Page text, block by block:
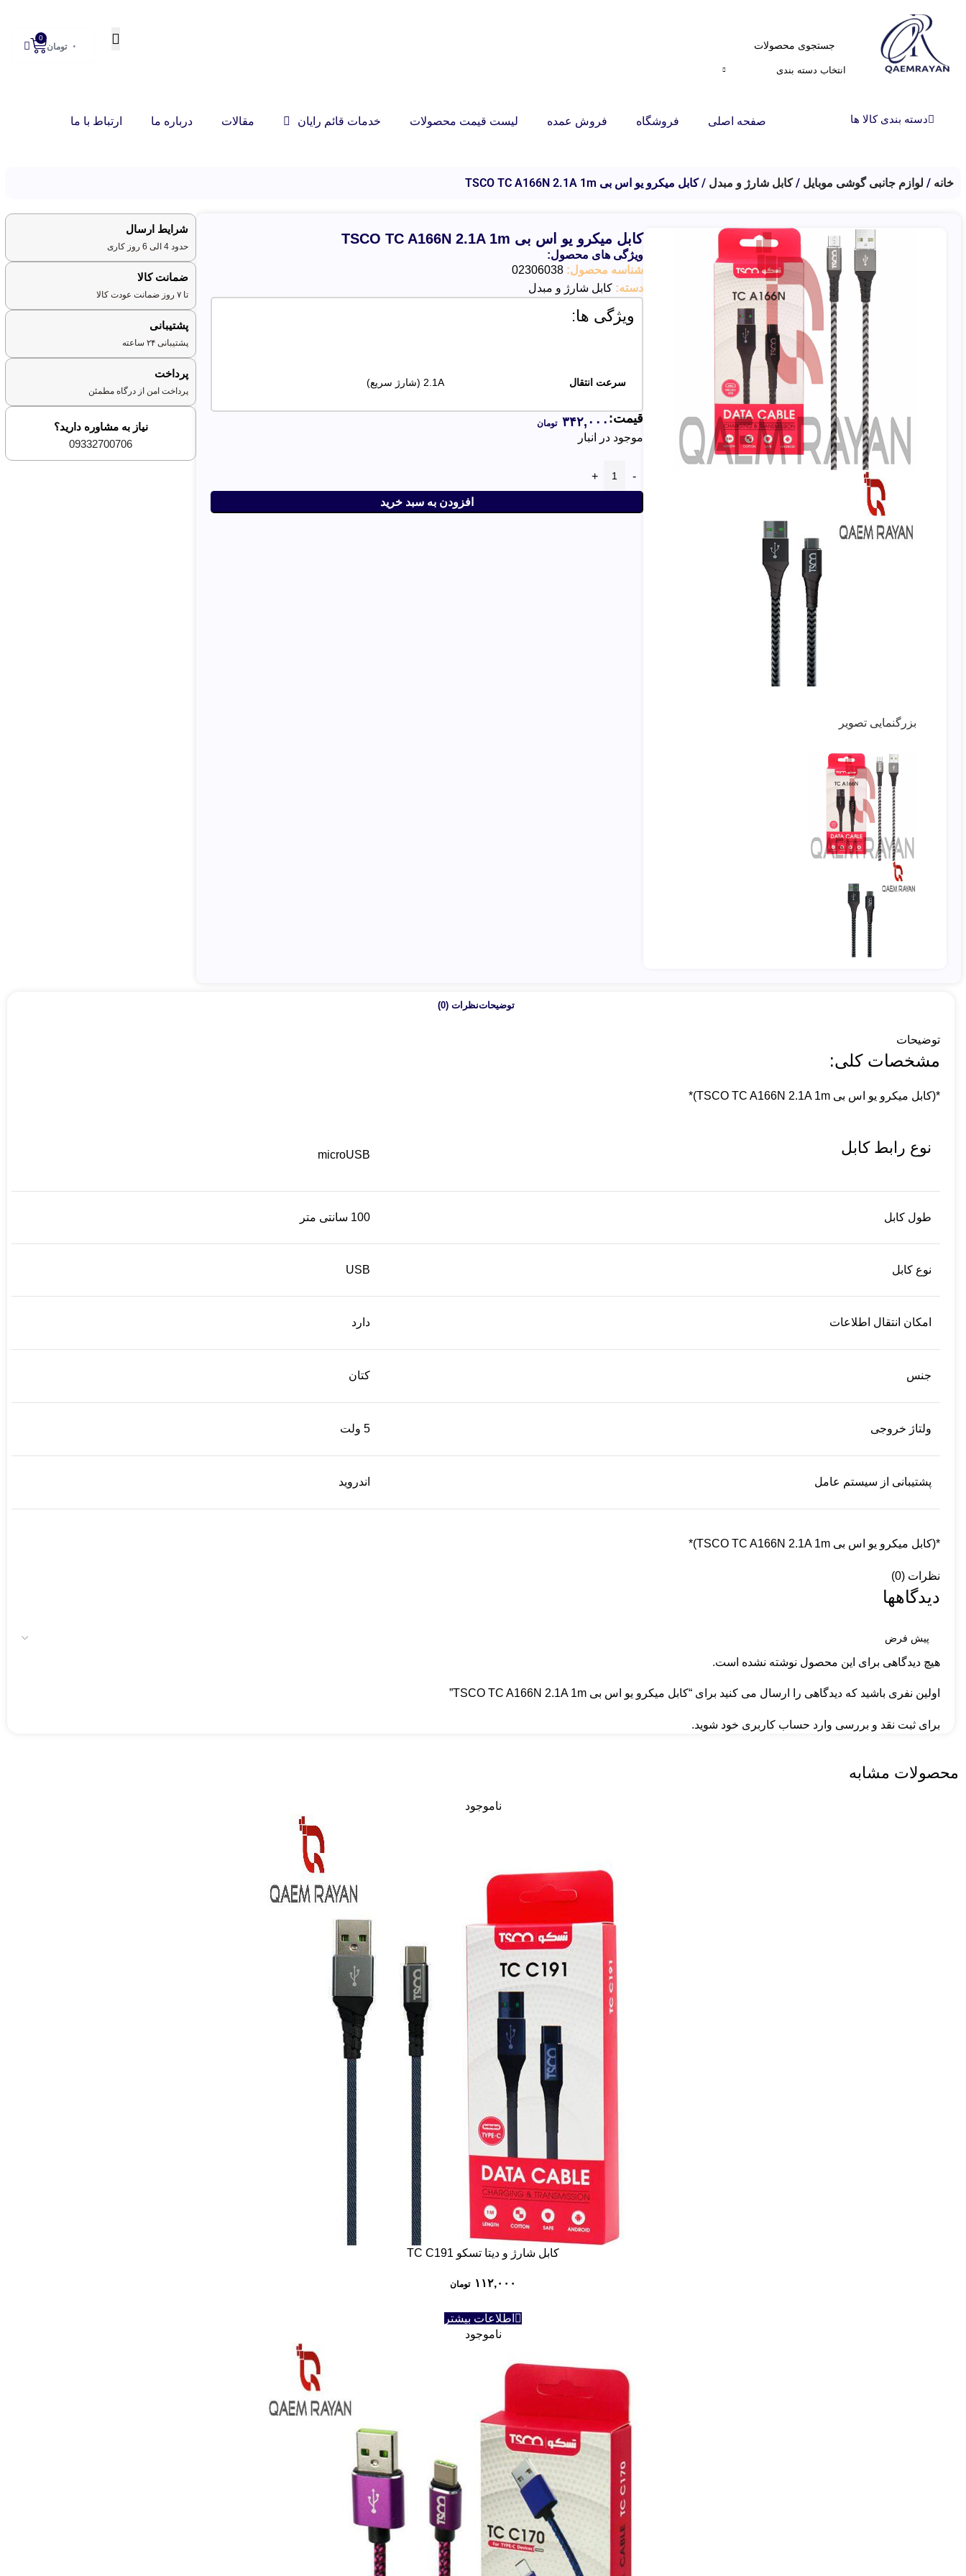
انتخاب دسته بندی
۰ تومان
0
دسته بندی کالا ها صفحه اصلی فروشگاه فروش عمده لیست قیمت محصولات خدمات قائم رایان مقالات درباره ما ارتباط با ما
خانه لوازم جانبی گوشی موبایل کابل شارژ و مبدل کابل میکرو یو اس بی TSCO TC A166N 2.1A 1m
بزرگنمایی تصویر
کابل میکرو یو اس بی TSCO TC A166N 2.1A 1m
ویژگی های محصول:
شناسه محصول: 02306038
دسته: کابل شارژ و مبدل
ویژگی ها:
سرعت انتقال 2.1A (شارژ سریع)
موجود در انبار
افزودن به سبد خرید
قیمت: ۳۴۲,۰۰۰ تومان
شرایط ارسال
حدود 4 الی 6 روز کاری
ضمانت کالا
تا ۷ روز ضمانت عودت کالا
پشتیبانی
پشتیبانی ۲۴ ساعته
پرداخت
پرداخت امن از درگاه مطمئن
نیاز به مشاوره دارید؟
09332700706
توضیحاتنظرات (0)
توضیحات
مشخصات کلی:
*(کابل میکرو یو اس بی TSCO TC A166N 2.1A 1m)*
نوع رابط کابل microUSB
طول کابل 100 سانتی متر
نوع کابل USB
امکان انتقال اطلاعات دارد
جنس کتان
ولتاژ خروجی 5 ولت
پشتیبانی از سیستم عامل اندروید
*(کابل میکرو یو اس بی TSCO TC A166N 2.1A 1m)*
نظرات (0)
دیدگاهها
هیچ دیدگاهی برای این محصول نوشته نشده است.
اولین نفری باشید که دیدگاهی را ارسال می کنید برای “کابل میکرو یو اس بی TSCO TC A166N 2.1A 1m”
برای ثبت نقد و بررسی وارد حساب کاربری خود شوید.
محصولات مشابه
ناموجود
كابل شارژ و دیتا تسکو TC C191
۱۱۲,۰۰۰ تومان
اطلاعات بیشتر
ناموجود